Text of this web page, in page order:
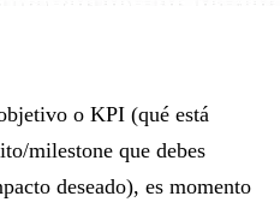
o KPI (qué está
milestone que debes
deseado), es momento